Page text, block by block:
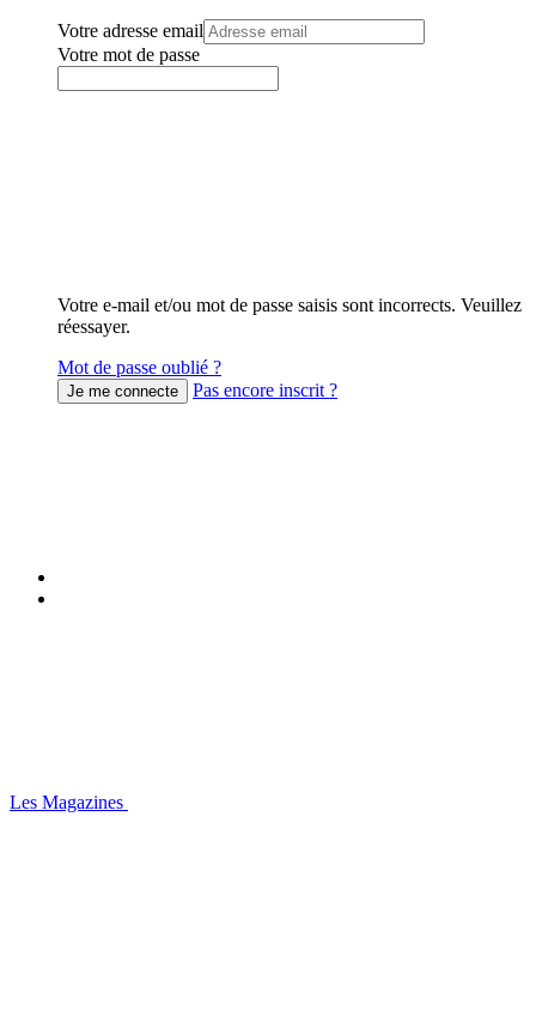
Votre adresse email
Votre mot de passe
Votre e-mail et/ou mot de passe saisis sont incorrects. Veuillez
réessayer.
Mot de passe oublié ?
Pas encore inscrit ?
Les Magazines